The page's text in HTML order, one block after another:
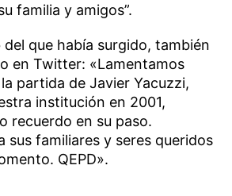
familia y amigos”.
del que había surgido, también
en Twitter: «Lamentamos
partida de Javier Yacuzzi,
institución en 2001,
recuerdo en su paso.
sus familiares y seres queridos
QEPD».